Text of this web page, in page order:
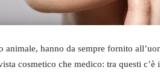
animale, hanno da sempre fornito
cosmetico che medico: tra questi c’è